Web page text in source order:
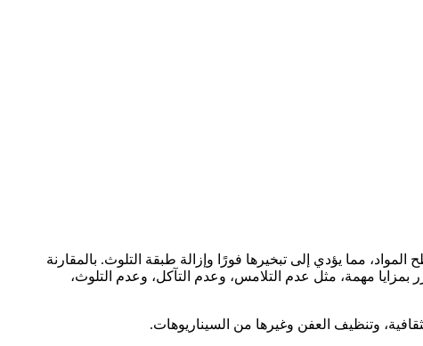
على سطح المواد، مما يؤدي إلى تبخيرها فورًا وإزالة طبقة التلوث. بالمقارنة
بمزايا مهمة، مثل عدم التلامس، وعدم التآكل، وعدم التلوث،
وتنظيف العفن وغيرها من السيناريوهات.